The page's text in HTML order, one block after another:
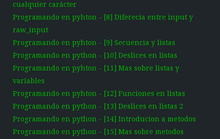
cualquier carácter
Programando en pyhton - [8] Diferecia entre input y
raw_input
Programando en pyhton - [9] Secuencia y listas
Programando en python - [10] Deslices en listas
Programando en pyhton - [11] Mas sobre listas y
variables
Programando en pyhton - [12] Funciones en listas
Programando en python - [13] Deslices en listas 2
Programando en python - [14] Introducion a metodos
Programando en python - [15] Mas sobre metodos